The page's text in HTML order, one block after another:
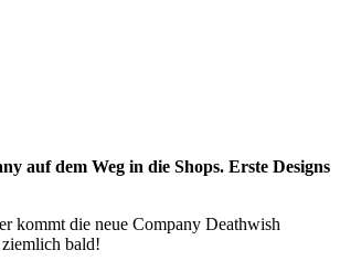
auf dem Weg in die Shops. Erste Designs
kommt die neue Company Deathwish
ziemlich bald!